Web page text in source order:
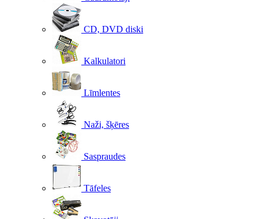
CD, DVD diski
Kalkulatori
Līmlentes
Naži, šķēres
Saspraudes
Tāfeles